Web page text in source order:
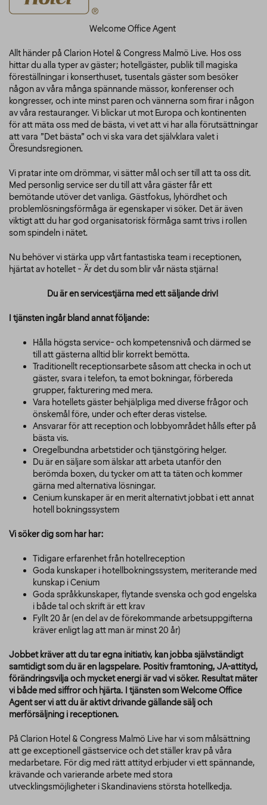
Welcome Office Agent
Allt händer på Clarion Hotel & Congress Malmö Live. Hos oss
hittar du alla typer av gäster; hotellgäster, publik till magiska
föreställningar i konserthuset, tusentals gäster som besöker
någon av våra många spännande mässor, konferenser och
kongresser, och inte minst paren och vännerna som firar i någon
av våra restauranger. Vi blickar ut mot Europa och kontinenten
för att mäta oss med de bästa, vi vet att vi har alla förutsättningar
att vara ”Det bästa” och vi ska vara det självklara valet i
Öresundsregionen.
Vi pratar inte om drömmar, vi sätter mål och ser till att ta oss dit.
Med personlig service ser du till att våra gäster får ett
bemötande utöver det vanliga. Gästfokus, lyhördhet och
problemlösningsförmåga är egenskaper vi söker. Det är även
viktigt att du har god organisatorisk förmåga samt trivs i rollen
som spindeln i nätet.
Nu behöver vi stärka upp vårt fantastiska team i receptionen,
hjärtat av hotellet - Är det du som blir vår nästa stjärna!
Du är en servicestjärna med ett säljande driv!
I tjänsten ingår bland annat följande:
Hålla högsta service- och kompetensnivå och därmed se
till att gästerna alltid blir korrekt bemötta.
Traditionellt receptionsarbete såsom att checka in och ut
gäster, svara i telefon, ta emot bokningar, förbereda
grupper, fakturering med mera.
Vara hotellets gäster behjälpliga med diverse frågor och
önskemål före, under och efter deras vistelse.
Ansvarar för att reception och lobbyområdet hålls efter på
bästa vis.
Oregelbundna arbetstider och tjänstgöring helger.
Du är en säljare som älskar att arbeta utanför den
berömda boxen, du tycker om att ta täten och kommer
gärna med alternativa lösningar.
Cenium kunskaper är en merit alternativt jobbat i ett annat
hotell bokningssystem
Vi söker dig som har har:
Tidigare erfarenhet från hotellreception
Goda kunskaper i hotellbokningssystem, meriterande med
kunskap i Cenium
Goda språkkunskaper, flytande svenska och god engelska
i både tal och skrift är ett krav
Fyllt 20 år (en del av de förekommande arbetsuppgifterna
kräver enligt lag att man är minst 20 år)
Jobbet kräver att du tar egna initiativ, kan jobba självständigt
samtidigt som du är en lagspelare. Positiv framtoning, JA-attityd,
förändringsvilja och mycket energi är vad vi söker. Resultat mäter
vi både med siffror och hjärta. I tjänsten som Welcome Office
Agent ser vi att du är aktivt drivande gällande sälj och
merförsäljning i receptionen.
På Clarion Hotel & Congress Malmö Live har vi som målsättning
att ge exceptionell gästservice och det ställer krav på våra
medarbetare. För dig med rätt attityd erbjuder vi ett spännande,
krävande och varierande arbete med stora
utvecklingsmöjligheter i Skandinaviens största hotellkedja.